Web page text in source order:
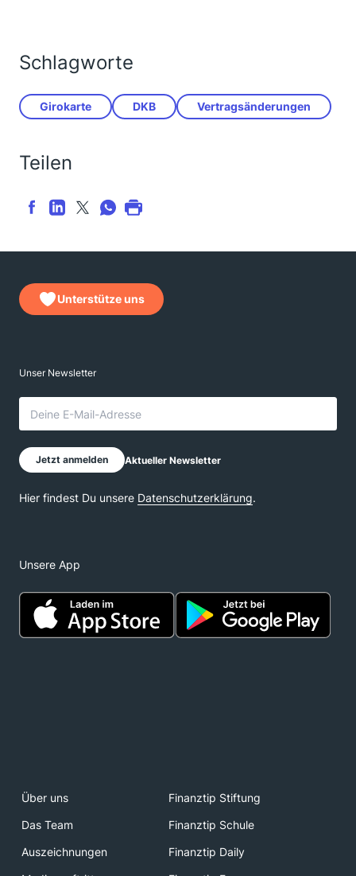
Schlagworte
Girokarte DKB Vertragsänderungen
Teilen
Unterstütze uns
Unsere App
Über uns
Finanztip Stiftung
Das Team
Finanztip Schule
Auszeichnungen
Finanztip Daily